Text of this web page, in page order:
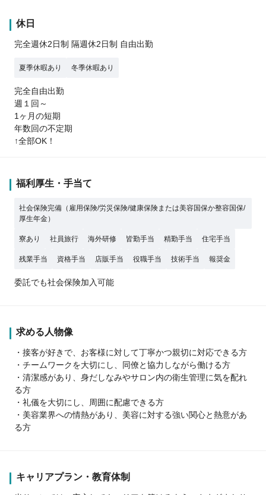
休日
完全週休2日制 隔週休2日制 自由出勤
夏季休暇あり 冬季休暇あり
完全自由出勤
週１回～
1ヶ月の短期
年数回の不定期
↑全部OK！
福利厚生・手当て
社会保険完備（雇用保険/労災保険/健康保険または美容国保か整容国保/
厚生年金）
寮あり 社員旅行 海外研修 皆勤手当 精勤手当 住宅手当
残業手当 資格手当 店販手当 役職手当 技術手当 報奨金
委託でも社会保険加入可能
求める人物像
・接客が好きで、お客様に対して丁寧かつ親切に対応できる方
・チームワークを大切にし、同僚と協力しながら働ける方
・清潔感があり、身だしなみやサロン内の衛生管理に気を配れ
る方
・礼儀を大切にし、周囲に配慮できる方
・美容業界への情熱があり、美容に対する強い関心と熱意があ
る方
キャリアプラン・教育体制